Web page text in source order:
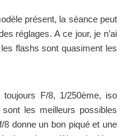
présent, la séance peut
réglages. A ce jour, je n’ai
flashs sont quasiment les
F/8, 1/250ème, iso
les meilleurs possibles
donne un bon piqué et une